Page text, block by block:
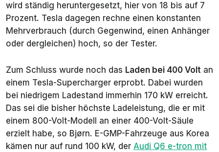
wird ständig heruntergesetzt, hier von 18 bis auf 7
Prozent. Tesla dagegen rechne einen konstanten
Mehrverbrauch (durch Gegenwind, einen Anhänger
oder dergleichen) hoch, so der Tester.
Zum Schluss wurde noch das Laden bei 400 Volt an
einem Tesla-Supercharger erprobt. Dabei wurden
bei niedrigem Ladestand immerhin 170 kW erreicht.
Das sei die bisher höchste Ladeleistung, die er mit
einem 800-Volt-Modell an einer 400-Volt-Säule
erzielt habe, so Bjørn. E-GMP-Fahrzeuge aus Korea
kämen nur auf rund 100 kW, der Audi Q6 e-tron mit